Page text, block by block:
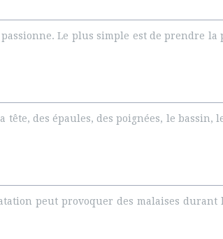
Le plus simple est de prendre
des épaules, des poignées, le bassin,
peut provoquer des malaises durant